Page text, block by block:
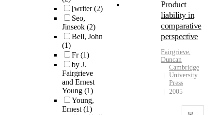
[writer(2)
Seo,
Jinseok (2)
Bell, John
(1)
Fr(1)
by J.
Fairgrieve
and Ernest
Young (1)
Young,
Ernest(1)
Product
liability in
comparative
perspective
Fairgrieve,
Duncan
Cambridge
University
Press
2005